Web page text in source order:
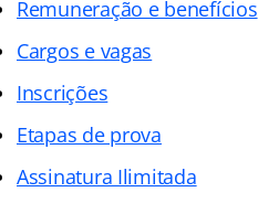
Remuneração e benefícios
Cargos e vagas
Inscrições
Etapas de prova
Assinatura Ilimitada